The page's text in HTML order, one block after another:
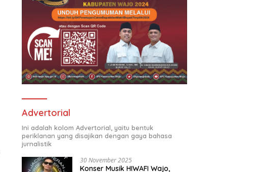
Advertorial
Ini adalah kolom Advertorial, yaitu bentuk
periklanan yang disajikan dengan gaya bahasa
jurnalistik
30 November 2025
Konser Musik HIWAFI Wajo,